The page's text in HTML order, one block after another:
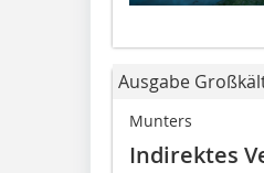
Ausgabe
Munters
Indirektes